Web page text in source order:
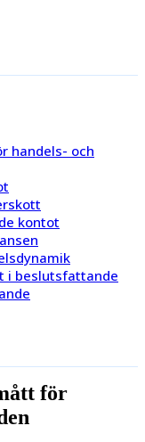
handels- och
kontot
i beslutsfattande
för